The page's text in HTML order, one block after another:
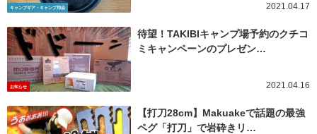
キャンプギア・キャンプ用品 2021.04.17
お知らせ
待望！TAKIBIキャンプ場予約のクチコ
ミキャンペーンのプレゼン…
2021.04.16
【打刀28cm】Makuakeで話題の最強
ペグ「打刀」で岩砕きリ…